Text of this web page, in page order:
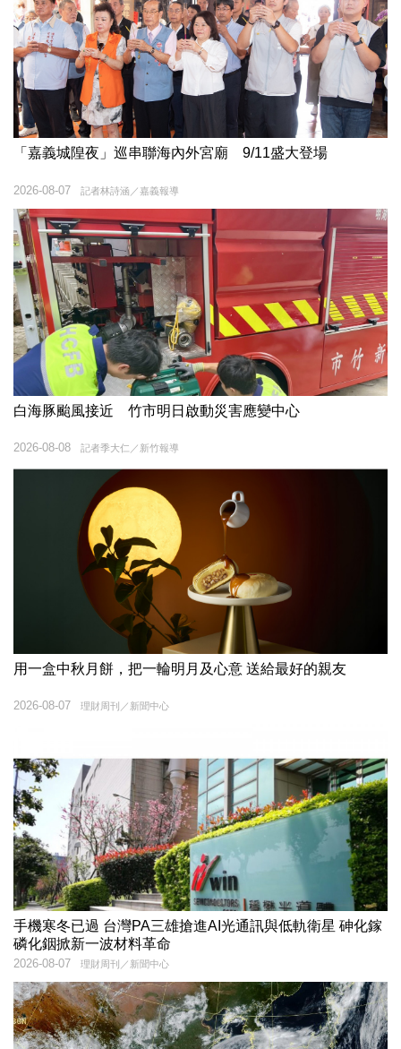
「嘉義城隍夜」巡串聯海內外宮廟 9/11盛大登場
記者林詩涵／嘉義報導
2026-08-07
白海豚颱風接近 竹市明日啟動災害應變中心
記者季大仁／新竹報導
2026-08-08
用一盒中秋月餅，把一輪明月及心意 送給最好的親友
理財周刊／新聞中心
2026-08-07
手機寒冬已過 台灣PA三雄搶進AI光通訊與低軌衛星 砷化鎵
磷化銦掀新一波材料革命
理財周刊／新聞中心
2026-08-07